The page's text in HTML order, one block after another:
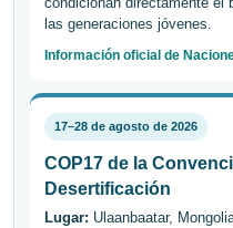
las generaciones jóvenes.
Información oficial de
17–28 de agosto de 2026
COP17 de la
Desertificación
Lugar: Ulaanbaatar,